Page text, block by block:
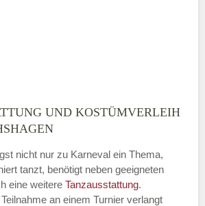
UND KOSTÜMVERLEIH
nicht nur zu Karneval ein Thema,
tanzt, benötigt neben geeigneten
eine weitere Tanzausstattung.
an einem Turnier verlangt